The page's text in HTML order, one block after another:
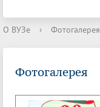
О ВУЗе › Фотогалерея
Фотогалерея